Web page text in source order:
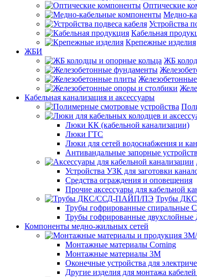
Оптические
Медно-
Устройства
Кабельная
Крепежные изделия
ЖБИ
ЖБ
Кабельная канализация и аксессуары
Люки КК (кабельной канализации)
Люки ГТС
Люки для сетей водоснабжения и
Антивандальные запорные
Устройства УЗК для заготовки
Средства ограждения и оповещения
Прочие аксессуары для кабельной
Трубы
Трубы гофрированные спиральные
Трубы гофрированные
Компоненты медно-жильных сетей
Монтажные материалы Corning
Монтажные материалы 3M
Оконечные устройства для
Другие изделия для монтажа кабелей